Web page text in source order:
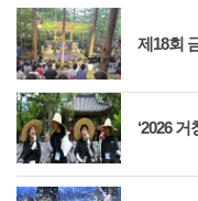
제18회
‘2026